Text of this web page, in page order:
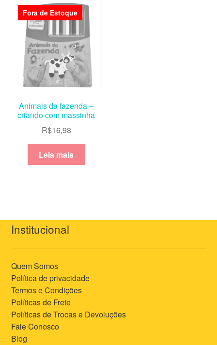
Fora de Estoque
Animais da fazenda –
criando com massinha
R$16,98
Leia mais
Institucional
Quem Somos
Política de privacidade
Termos e Condições
Políticas de Frete
Políticas de Trocas e Devoluções
Fale Conosco
Blog